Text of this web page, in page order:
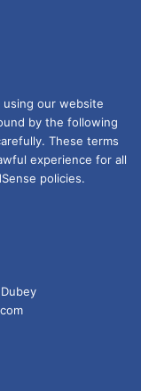
using our website
by the following
These terms
experience for all
policies.